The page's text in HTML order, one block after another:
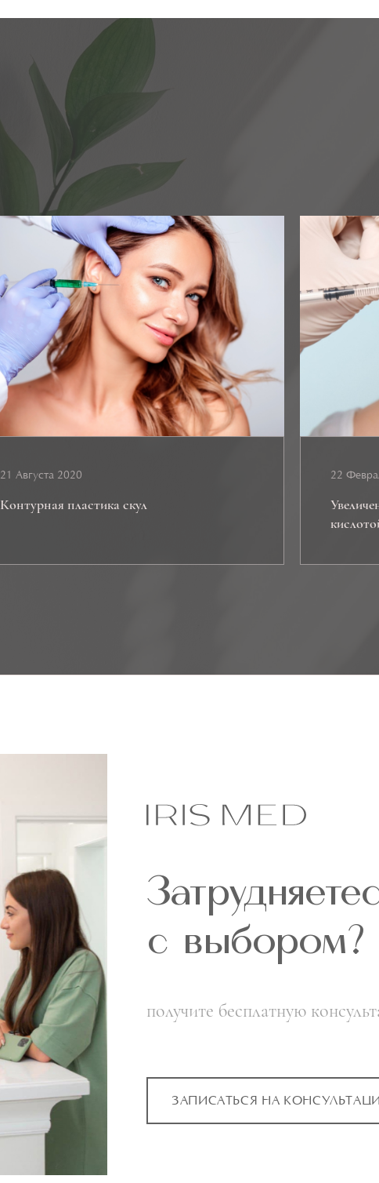
21 Августа 2020
Контурная пластика скул
22
с выбором?
получите бесплатную
ЗАПИСАТЬСЯ НА